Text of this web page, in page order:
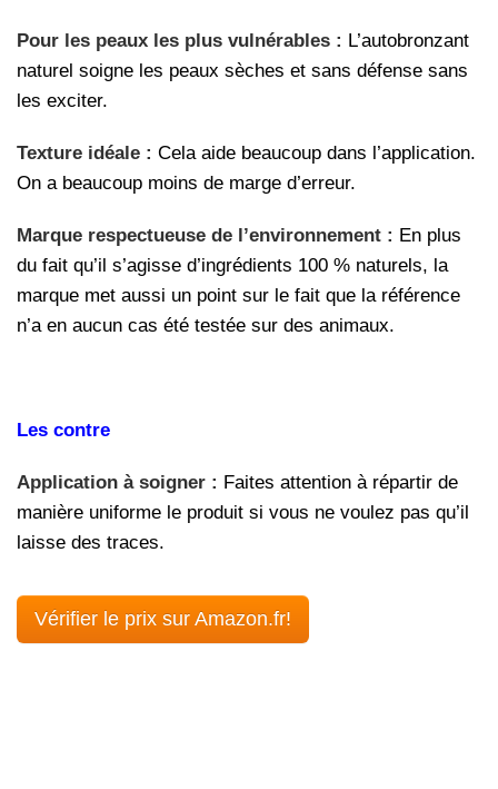
Pour les peaux les plus vulnérables : L’autobronzant
naturel soigne les peaux sèches et sans défense sans
les exciter.
Texture idéale : Cela aide beaucoup dans l’application.
On a beaucoup moins de marge d’erreur.
Marque respectueuse de l’environnement : En plus
du fait qu’il s’agisse d’ingrédients 100 % naturels, la
marque met aussi un point sur le fait que la référence
n’a en aucun cas été testée sur des animaux.
Les contre
Application à soigner : Faites attention à répartir de
manière uniforme le produit si vous ne voulez pas qu’il
laisse des traces.
Vérifier le prix sur Amazon.fr!